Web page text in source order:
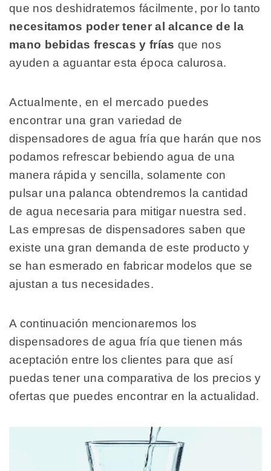
que nos deshidratemos fácilmente, por lo tanto
necesitamos poder tener al alcance de la
mano bebidas frescas y frías que nos
ayuden a aguantar esta época calurosa.
Actualmente, en el mercado puedes
encontrar una gran variedad de
dispensadores de agua fría que harán que nos
podamos refrescar bebiendo agua de una
manera rápida y sencilla, solamente con
pulsar una palanca obtendremos la cantidad
de agua necesaria para mitigar nuestra sed.
Las empresas de dispensadores saben que
existe una gran demanda de este producto y
se han esmerado en fabricar modelos que se
ajustan a tus necesidades.
A continuación mencionaremos los
dispensadores de agua fría que tienen más
aceptación entre los clientes para que así
puedas tener una comparativa de los precios y
ofertas que puedes encontrar en la actualidad.